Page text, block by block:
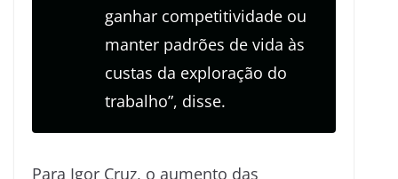
ganhar competitividade ou
manter padrões de vida às
custas da exploração do
trabalho”, disse.
Para Igor Cruz, o aumento das